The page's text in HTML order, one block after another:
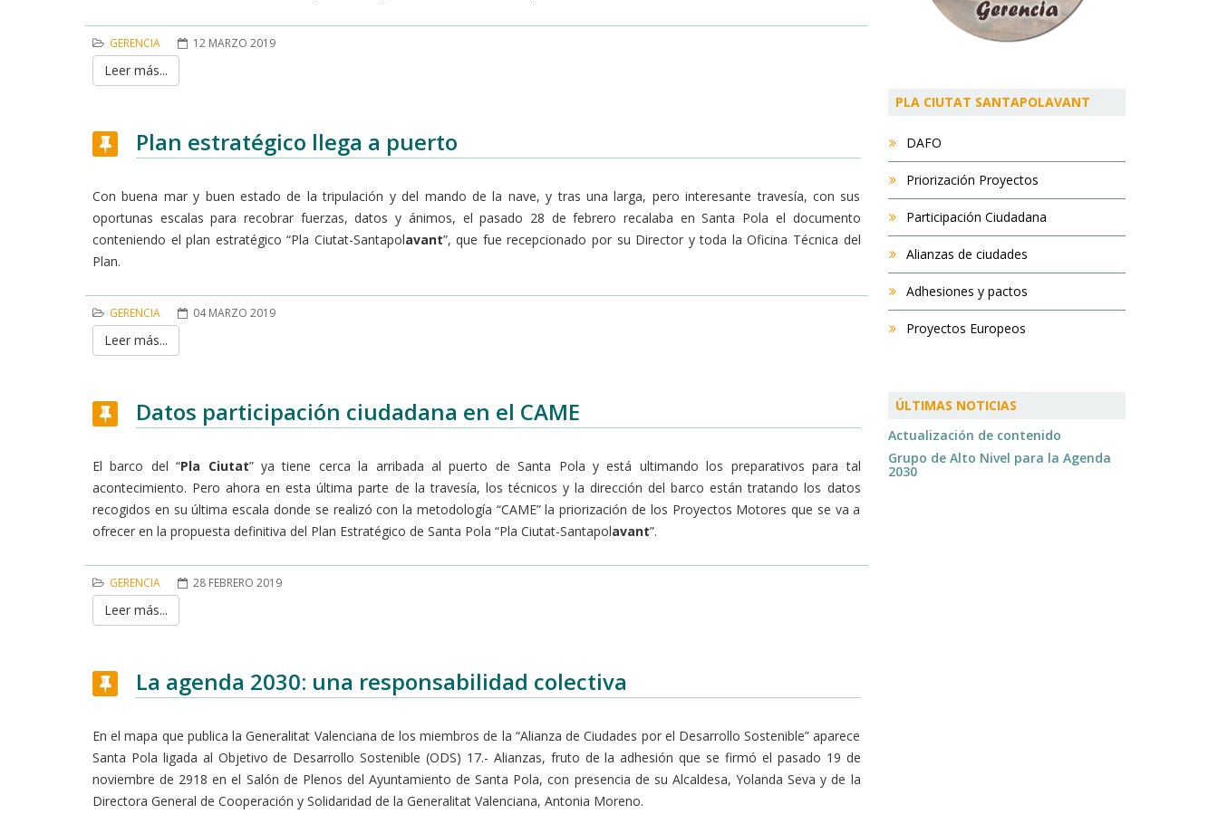
GERENCIA 12 MARZO 2019
Leer más...
Plan estratégico llega a puerto
Con buena mar y buen estado de la tripulación y del mando de la nave, y tras una larga, pero interesante travesía, con sus
oportunas escalas para recobrar fuerzas, datos y ánimos, el pasado 28 de febrero recalaba en Santa Pola el documento
conteniendo el plan estratégico “Pla Ciutat-Santapolavant”, que fue recepcionado por su Director y toda la Oficina Técnica del
Plan.
GERENCIA 04 MARZO 2019
Leer más...
Datos participación ciudadana en el CAME
El barco del “Pla Ciutat” ya tiene cerca la arribada al puerto de Santa Pola y está ultimando los preparativos para tal
acontecimiento. Pero ahora en esta última parte de la travesía, los técnicos y la dirección del barco están tratando los datos
recogidos en su última escala donde se realizó con la metodología “CAME” la priorización de los Proyectos Motores que se va a
ofrecer en la propuesta definitiva del Plan Estratégico de Santa Pola “Pla Ciutat-Santapolavant”.
GERENCIA 28 FEBRERO 2019
Leer más...
La agenda 2030: una responsabilidad colectiva
En el mapa que publica la Generalitat Valenciana de los miembros de la “Alianza de Ciudades por el Desarrollo Sostenible” aparece
Santa Pola ligada al Objetivo de Desarrollo Sostenible (ODS) 17.- Alianzas, fruto de la adhesión que se firmó el pasado 19 de
noviembre de 2918 en el Salón de Plenos del Ayuntamiento de Santa Pola, con presencia de su Alcaldesa, Yolanda Seva y de la
Directora General de Cooperación y Solidaridad de la Generalitat Valenciana, Antonia Moreno.
PLA CIUTAT SANTAPOLAVANT
DAFO
Priorización Proyectos
Participación Ciudadana
Alianzas de ciudades
Adhesiones y pactos
Proyectos Europeos
ÚLTIMAS NOTICIAS
Actualización de contenido
Grupo de Alto Nivel para la Agenda
2030